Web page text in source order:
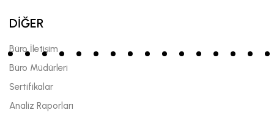
DİĞER
Büro İletişim
Büro Müdürleri
Sertifikalar
Analiz Raporları